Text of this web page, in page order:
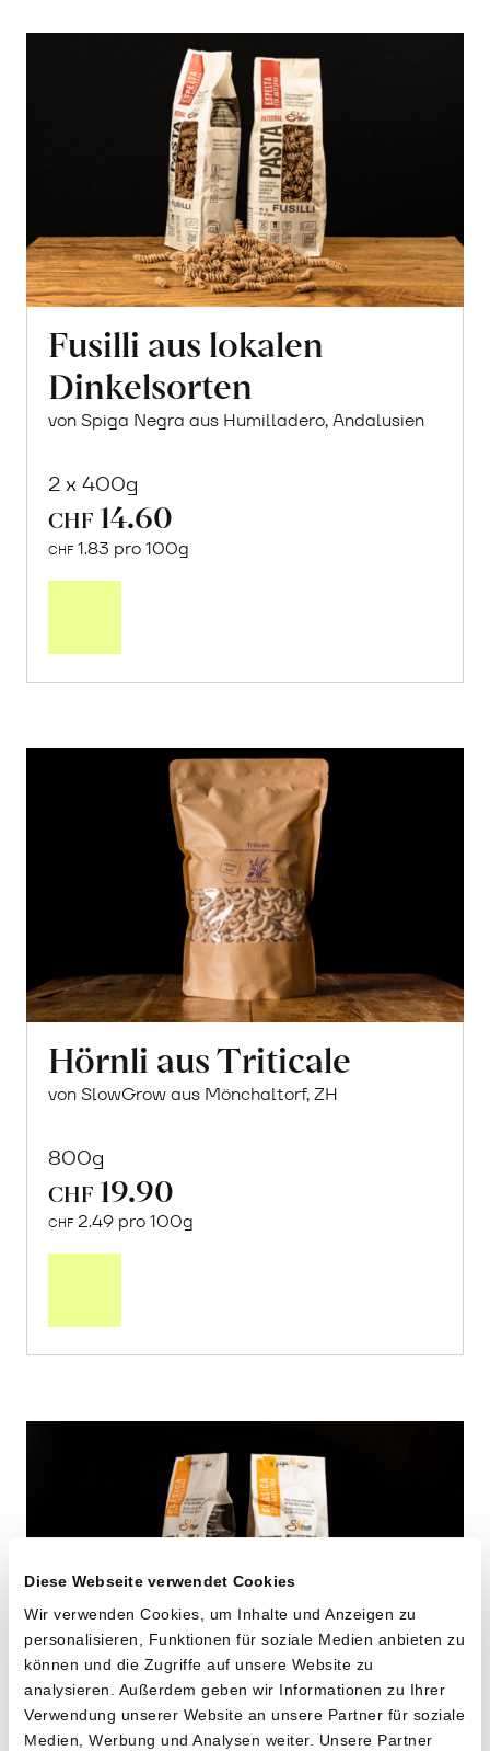
Diese Webseite verwendet Cookies
Wir verwenden Cookies, um Inhalte und Anzeigen zu
personalisieren, Funktionen für soziale Medien anbieten zu
können und die Zugriffe auf unsere Website zu
analysieren. Außerdem geben wir Informationen zu Ihrer
Verwendung unserer Website an unsere Partner für soziale
Medien, Werbung und Analysen weiter. Unsere Partner
Fusilli aus lokalen
Dinkelsorten
von Spiga Negra aus Humilladero, Andalusien
2 x 400g
CHF 14.60
CHF 1.83 pro 100g
Hörnli aus Triticale
von SlowGrow aus Mönchaltorf, ZH
800g
CHF 19.90
CHF 2.49 pro 100g
Maccheroni aus alten